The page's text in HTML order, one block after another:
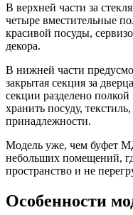
В верхней части за
четыре вместительные
красивой посуды,
декора.
В нижней части
закрытая секция за
секции разделено
хранить посуду,
принадлежности.
Модель уже, чем буфет
небольших помещений,
пространство и не
Особенности